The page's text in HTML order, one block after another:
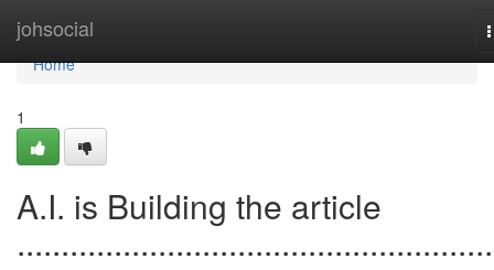
johsocial
Home
Home
1
A.I. is Building the article